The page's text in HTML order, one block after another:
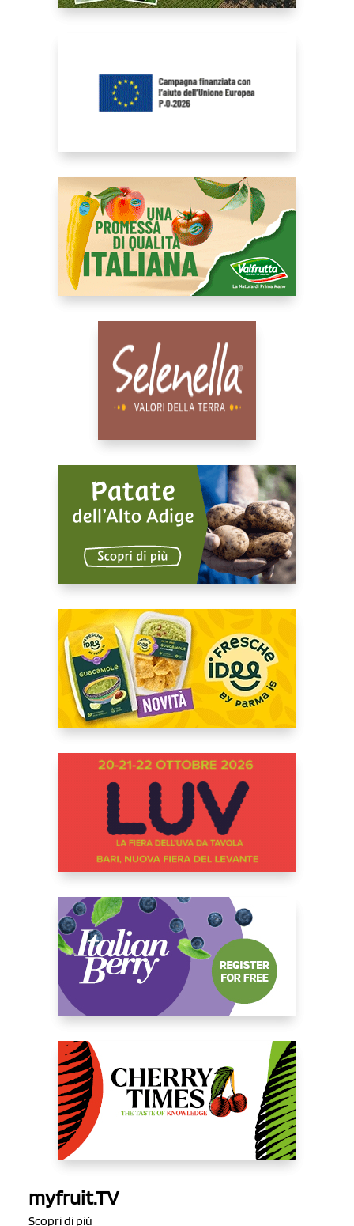
myfruit.TV
Scopri di più